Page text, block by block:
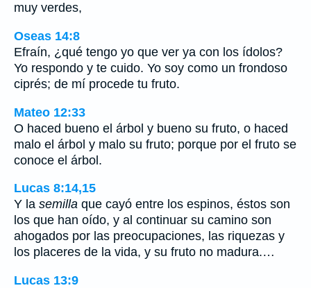
muy verdes,
Oseas 14:8
Efraín, ¿qué tengo yo que ver ya con los ídolos?
Yo respondo y te cuido. Yo soy como un frondoso
ciprés; de mí procede tu fruto.
Mateo 12:33
O haced bueno el árbol y bueno su fruto, o haced
malo el árbol y malo su fruto; porque por el fruto se
conoce el árbol.
Lucas 8:14,15
Y la semilla que cayó entre los espinos, éstos son
los que han oído, y al continuar su camino son
ahogados por las preocupaciones, las riquezas y
los placeres de la vida, y su fruto no madura.…
Lucas 13:9